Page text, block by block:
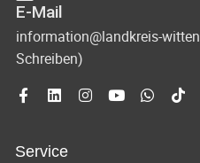
E-Mail
information@landkreis-
Schreiben)
Service